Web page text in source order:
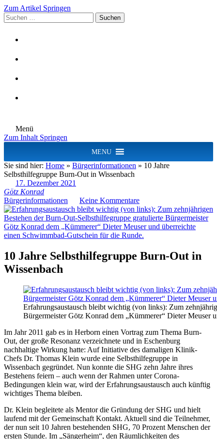
Zum Artikel Springen
Suchen
nach:
Menü
Zum Inhalt Springen
MENU
Sie sind hier: Home » Bürgerinformationen » 10 Jahre
Selbsthilfegruppe Burn-Out in Wissenbach
17. Dezember 2021
Götz Konrad
Bürgerinformationen
Keine Kommentare
10 Jahre Selbsthilfegruppe Burn-Out in
Wissenbach
Erfahrungsaustausch bleibt wichtig (von links): Zum
Bürgermeister Götz Konrad dem „Kümmerer“ Dieter Meuser
Im Jahr 2011 gab es in Herborn einen Vortrag zum Thema Burn-
Out, der große Resonanz verzeichnete und in Eschenburg
nachhaltige Wirkung hatte: Auf Initiative des damaligen Klinik-
Chefs Dr. Thomas Klein wurde eine Selbsthilfegruppe in
Wissenbach gegründet. Nun konnte die SHG zehn Jahre ihres
Bestehens feiern – auch wenn der Rahmen unter Corona-
Bedingungen klein war, wird der Erfahrungsaustausch auch künftig
wichtiges Thema bleiben.
Dr. Klein begleitete als Mentor die Gründung der SHG und hielt
laufend mit der Gemeinschaft Kontakt. Aktuell sind die Teilnehmer,
der nun seit 10 Jahren bestehenden SHG, 70 Prozent Menschen der
ersten Stunde. Im „Sängerheim“, den Räumlichkeiten des